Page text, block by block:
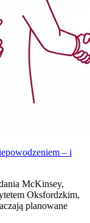
– i
McKinsey,
Oksfordzkim,
planowane